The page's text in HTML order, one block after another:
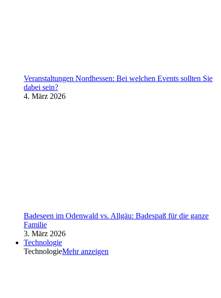
Veranstaltungen Nordhessen: Bei welchen Events sollten Sie
dabei sein?
4. März 2026
Badeseen im Odenwald vs. Allgäu: Badespaß für die ganze
Familie
3. März 2026
Technologie
TechnologieMehr anzeigen